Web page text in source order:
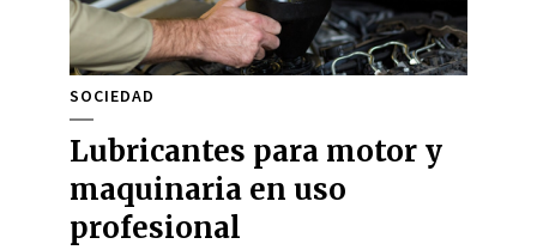
SOCIEDAD
Lubricantes para motor y
maquinaria en uso
profesional